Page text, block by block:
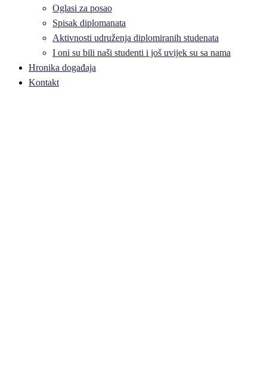
Oglasi za posao
Spisak diplomanata
Aktivnosti udruženja diplomiranih studenata
I oni su bili naši studenti i još uvijek su sa nama
Hronika događaja
Kontakt